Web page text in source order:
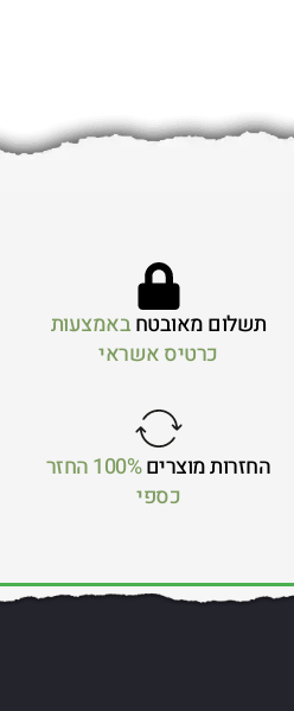
תשלום מאובטחבאמצעות
כרטיס אשראי
החזרות מוצרים
100% החזר
כספי